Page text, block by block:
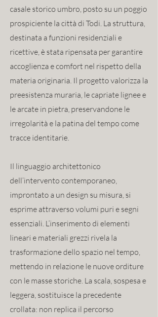
casale storico umbro, posto su un poggio
prospiciente la città di Todi. La struttura,
destinata a funzioni residenziali e
ricettive, è stata ripensata per garantire
accoglienza e comfort nel rispetto della
materia originaria. Il progetto valorizza la
preesistenza muraria, le capriate lignee e
le arcate in pietra, preservandone le
irregolarità e la patina del tempo come
tracce identitarie.
Il linguaggio architettonico
dell’intervento contemporaneo,
improntato a un design su misura, si
esprime attraverso volumi puri e segni
essenziali. L’inserimento di elementi
lineari e materiali grezzi rivela la
trasformazione dello spazio nel tempo,
mettendo in relazione le nuove orditure
con le masse storiche. La scala, sospesa e
leggera, sostituisce la precedente
crollata: non replica il percorso